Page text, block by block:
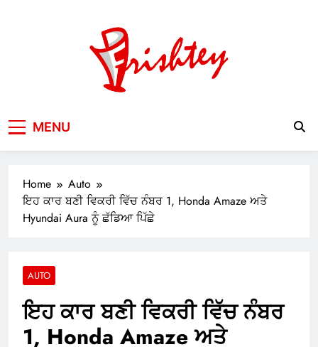
MENU
Home
Auto
ਇਹ ਕਾਰ ਬਣੀ ਵਿਕਰੀ ਵਿੱਚ ਨੰਬਰ 1, Honda Amaze ਅਤੇ
Hyundai Aura ਨੂੰ ਛੱਡਿਆ ਪਿੱਛੇ
AUTO
ਇਹ ਕਾਰ ਬਣੀ ਵਿਕਰੀ ਵਿੱਚ ਨੰਬਰ
1, Honda Amaze ਅਤੇ